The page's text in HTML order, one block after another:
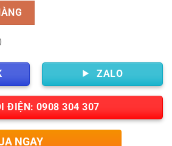
ZALO
ĐIỆN: 0908 304 307
NGAY